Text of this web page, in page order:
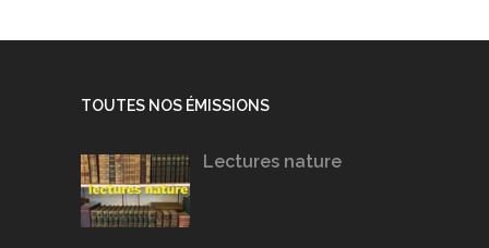
TOUTES NOS ÉMISSIONS
Lectures nature